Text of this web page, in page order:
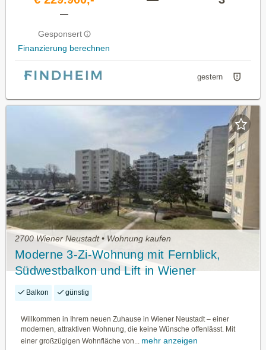
—
Gesponsert
Finanzierung berechnen
gestern
2700 Wiener Neustadt • Wohnung kaufen
Moderne 3-Zi-Wohnung mit Fernblick,
Südwestbalkon und Lift in Wiener
Neustadt!
Balkon günstig
Willkommen in Ihrem neuen Zuhause in Wiener Neustadt – einer
modernen, attraktiven Wohnung, die keine Wünsche offenlässt. Mit
einer großzügigen Wohnfläche von... mehr anzeigen